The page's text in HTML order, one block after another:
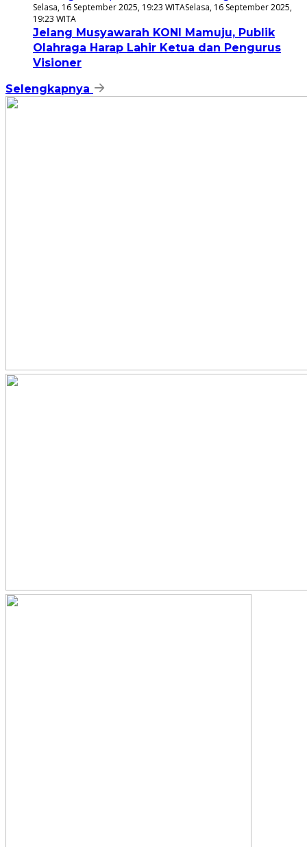
Selasa, 16 September 2025, 19:23 WITASelasa, 16 September 2025,
19:23 WITA
Jelang Musyawarah KONI Mamuju, Publik
Olahraga Harap Lahir Ketua dan Pengurus
Visioner
Selengkapnya